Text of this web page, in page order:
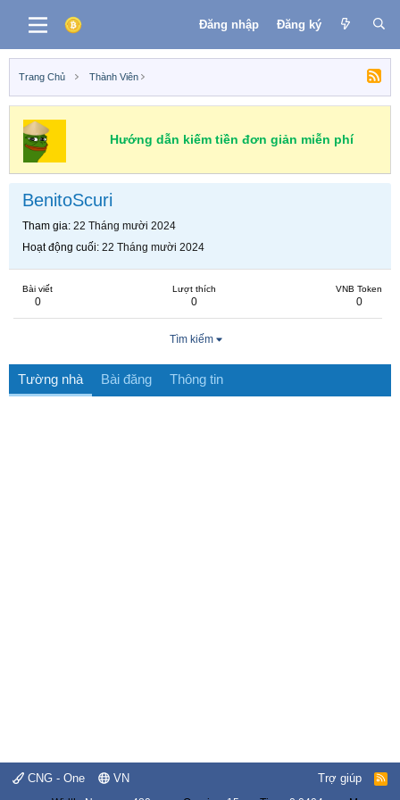
Đăng nhập Đăng ký
Trang Chủ Thành Viên
Hướng dẫn kiếm tiền đơn giản miễn phí
BenitoScuri
Tham gia 22 Tháng mười 2024
Hoạt động cuối 22 Tháng mười 2024
Bài viết
0
Lượt thích
0
VNB Token
0
Tìm kiếm
Tường nhà Bài đăng Thông tin
CNG - One VN Trợ giúp
R